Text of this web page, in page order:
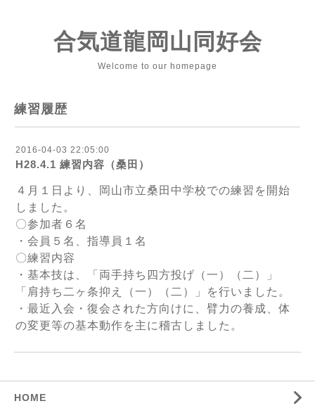
合気道龍岡山同好会
Welcome to our homepage
練習履歴
2016-04-03 22:05:00
H28.4.1 練習内容（桑田）
４月１日より、岡山市立桑田中学校での練習を開始
しました。
〇参加者６名
・会員５名、指導員１名
〇練習内容
・基本技は、「両手持ち四方投げ（一）（二）」
「肩持ち二ヶ条抑え（一）（二）」を行いました。
・最近入会・復会された方向けに、臂力の養成、体
の変更等の基本動作を主に稽古しました。
HOME